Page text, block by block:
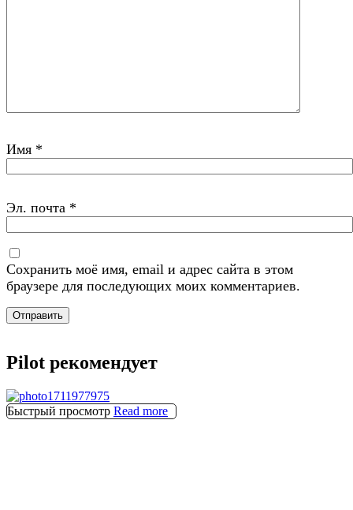
Имя *
Эл. почта *
Сохранить моё имя, email и адрес сайта в этом
браузере для последующих моих комментариев.
Pilot рекомендует
Быстрый просмотр Read more